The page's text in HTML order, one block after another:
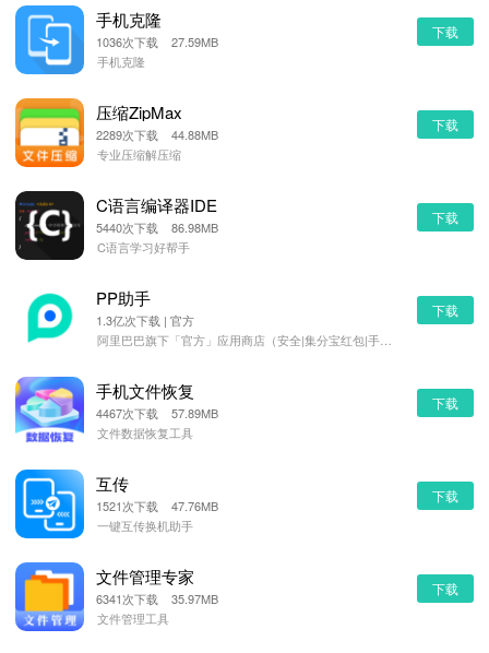
手机克隆
1036次下载 27.59MB
手机克隆
下载
压缩ZipMax
2289次下载 44.88MB
专业压缩解压缩
下载
C语言编译器IDE
5440次下载 86.98MB
C语言学习好帮手
下载
PP助手
1.3亿次下载 | 官方
下载
手机文件恢复
4467次下载 57.89MB
文件数据恢复工具
下载
互传
1521次下载 47.76MB
一键互传换机助手
下载
文件管理专家
6341次下载 35.97MB
文件管理工具
下载